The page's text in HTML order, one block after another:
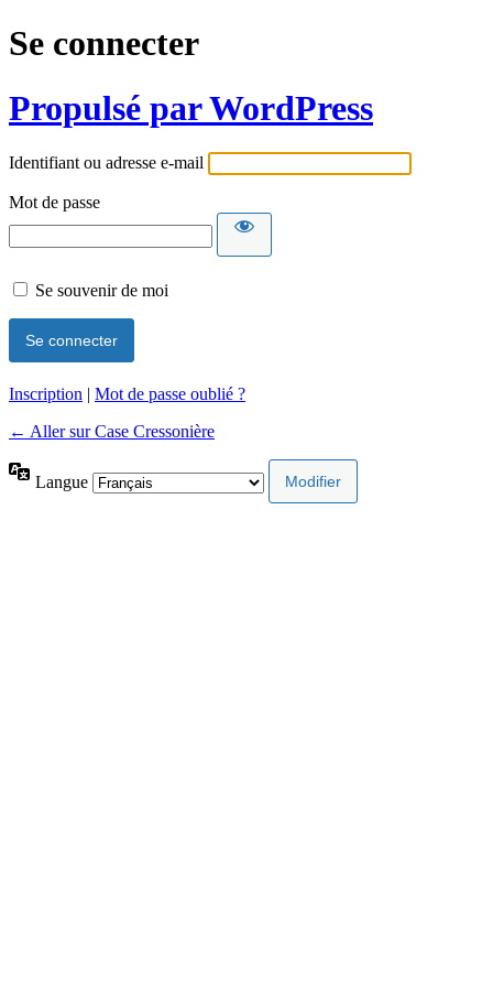
Se connecter
Propulsé par WordPress
Identifiant ou adresse e-mail
Mot de passe
Se souvenir de moi
Inscription | Mot de passe oublié ?
← Aller sur Case Cressonière
Langue